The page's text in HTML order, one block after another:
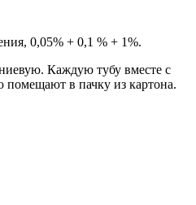
0,05% + 0,1 % + 1%.
Каждую тубу вместе с
в пачку из картона.